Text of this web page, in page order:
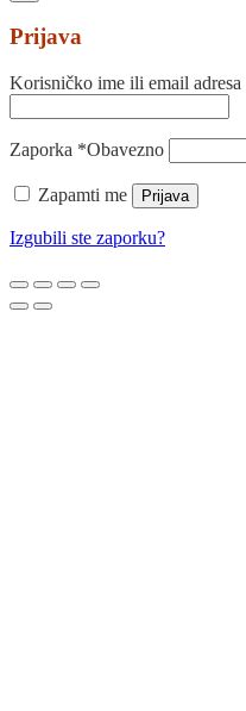
Prijava
Korisničko ime ili email adresa
Zaporka *Obavezno
Zapamti me Prijava
Izgubili ste zaporku?